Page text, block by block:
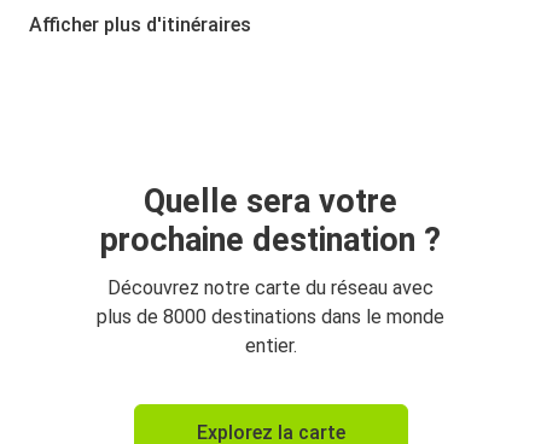
Saskatoon, SK
Afficher plus d'itinéraires
Quelle sera votre
prochaine destination ?
Découvrez notre carte du réseau avec
plus de 8000 destinations dans le monde
entier.
Explorez la carte